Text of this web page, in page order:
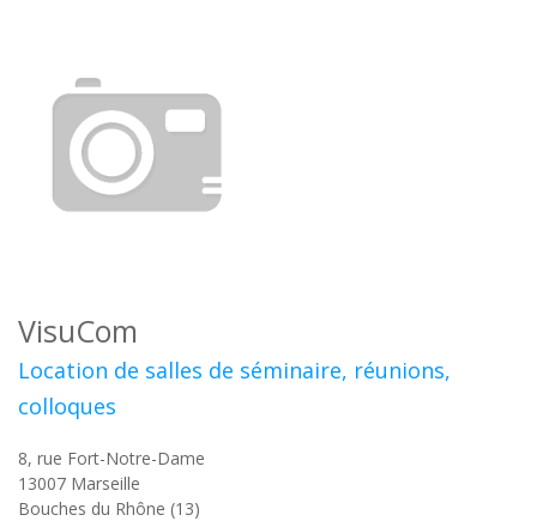
VisuCom
Location de salles de séminaire, réunions,
colloques
8, rue Fort-Notre-Dame
13007 Marseille
Bouches du Rhône (13)